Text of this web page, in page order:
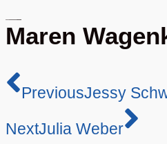
Maren
PreviousJessy
NextJulia Weber